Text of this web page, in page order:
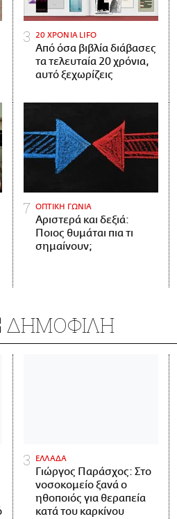
20 ΧΡΟΝΙΑ LIFO
Από όσα βιβλία διάβασες
τα τελευταία 20 χρόνια,
αυτό ξεχωρίζεις
ΟΠΤΙΚΗ ΓΩΝΙΑ
Αριστερά και δεξιά:
Ποιος θυμάται πια τι
σημαίνουν;
ΔΗΜΟΦΙΛΗ
ΕΛΛΑΔΑ
Γιώργος Παράσχος: Στο
νοσοκομείο ξανά ο
ηθοποιός για θεραπεία
κατά του καρκίνου